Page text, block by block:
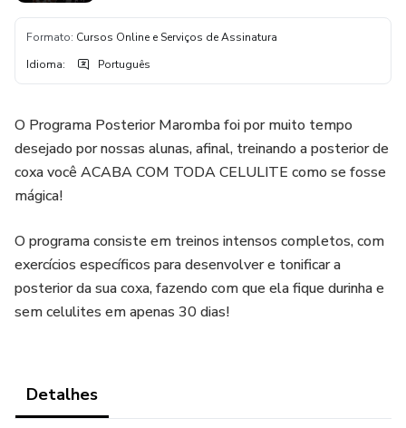
Formato: Cursos Online e Serviços de Assinatura
Idioma: Português
O Programa Posterior Maromba foi por muito tempo
desejado por nossas alunas, afinal, treinando a posterior de
coxa você ACABA COM TODA CELULITE como se fosse
mágica!
O programa consiste em treinos intensos completos, com
exercícios específicos para desenvolver e tonificar a
posterior da sua coxa, fazendo com que ela fique durinha e
sem celulites em apenas 30 dias!
Detalhes